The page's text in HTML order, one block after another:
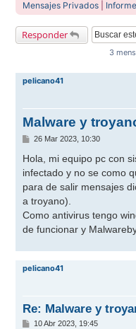
Mensajes Privados
Responder
3
pelicano41
Malware y
M
n
a
j
e
26 Mar 2023, 10:30
Hola, mi equipo pc con
infectado y no se como
para de salir mensajes
a troyano).
Como antivirus tengo
de funcionar y
pelicano41
Re: Malware y
M10 Abr 2023, 19:45